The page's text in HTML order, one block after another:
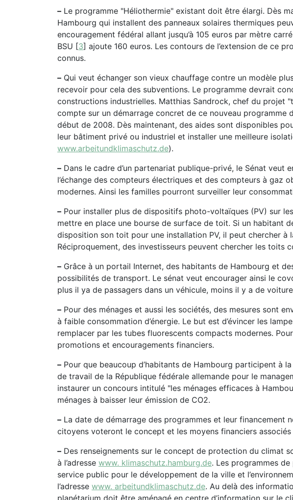
– Le programme "Héliothermie" existant doit être élargi. Dès
Hambourg qui installent des panneaux solaires thermiques
encouragement fédéral allant jusqu’à 105 euros par mètre
BSU [3] ajoute 160 euros. Les contours de l’extension de ce
connus.
– Qui veut échanger son vieux chauffage contre un modèle
recevoir pour cela des subventions. Le programme devrait
constructions industrielles. Matthias Sandrock, chef du projet
compte sur un démarrage concret de ce nouveau programme
début de 2008. Dès maintenant, des aides sont disponibles
leur bâtiment privé ou industriel et installer une meilleure
www.arbeitundklimaschutz.de).
– Dans le cadre d’un partenariat publique-privé, le Sénat veut
l’échange des compteurs électriques et des compteurs à gaz
modernes. Ainsi les familles pourront surveiller leur
– Pour installer plus de dispositifs photo-voltaïques (PV) sur
mettre en place une bourse de surface de toit. Si un habitant
disposition son toit pour une installation PV, il peut chercher à
Réciproquement, des investisseurs peuvent chercher les toits
– Grâce à un portail Internet, des habitants de Hambourg et
possibilités de transport. Le sénat veut encourager ainsi le
plus il ya de passagers dans un véhicule, moins il y a de
– Pour des ménages et aussi les sociétés, des mesures sont
à faible consommation d’énergie. Le but est d’évincer les
remplacer par les tubes fluorescents compacts modernes.
promotions et encouragements financiers.
– Pour que beaucoup d’habitants de Hambourg participent à
de travail de la République fédérale allemande pour le
instaurer un concours intitulé "les ménages efficaces à
ménages à baisser leur émission de CO2.
– La date de démarrage des programmes et leur financement
citoyens voteront le concept et les moyens financiers associés
– Des renseignements sur le concept de protection du climat
à l’adresse www. klimaschutz.hamburg.de. Les programmes
service public pour le développement de la ville et
l’adresse www. arbeitundklimaschutz.de. Au delà des
planétarium doit être aménagé en centre d’information sur le